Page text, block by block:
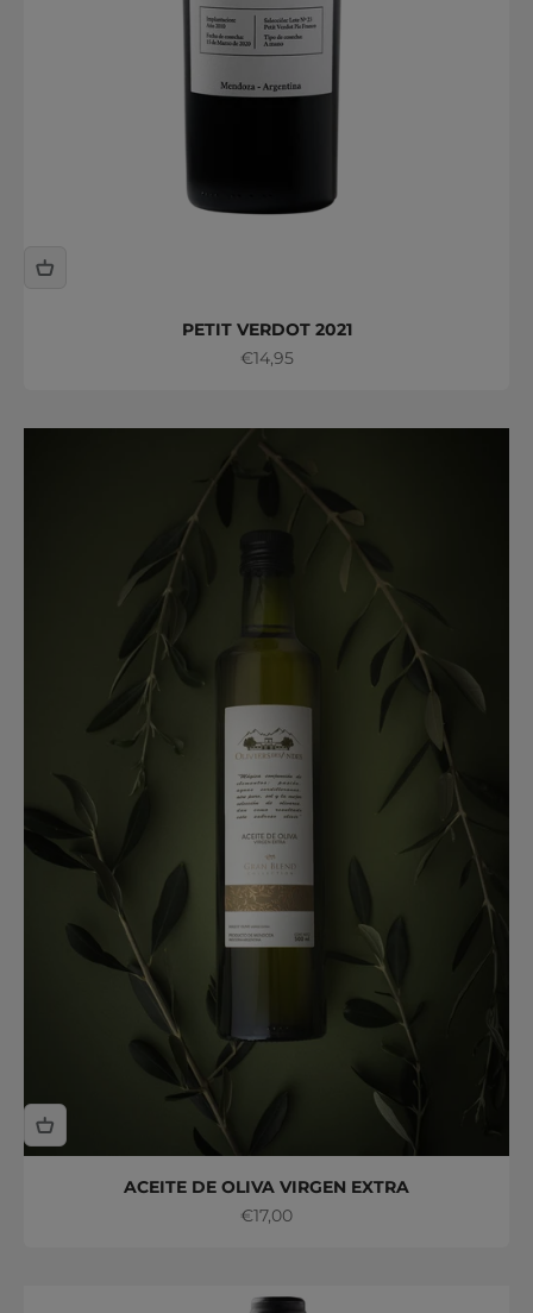
PETIT VERDOT 2021
Precio de oferta
€14,95
ACEITE DE OLIVA VIRGEN EXTRA
Precio de oferta
€17,00